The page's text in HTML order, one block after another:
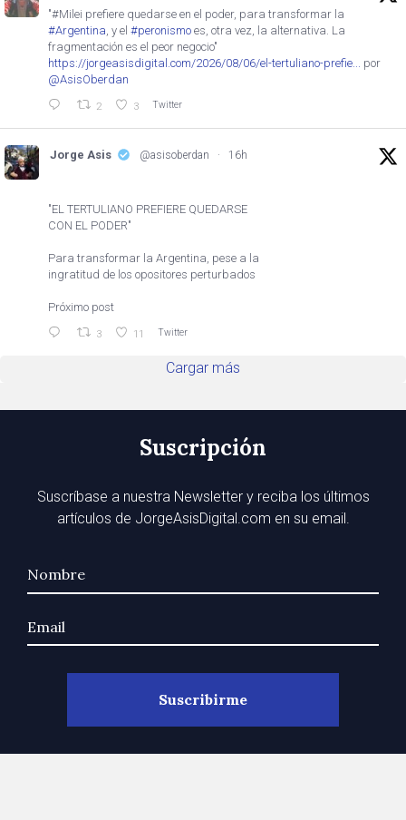
"#Milei prefiere quedarse en el poder, para transformar la
#Argentina , y el #peronismo es, otra vez, la alternativa. La
fragmentación es el peor negocio"
https://jorgeasisdigital.com/2026/08/06/el-tertuliano-prefie...
por
@AsisOberdan
2 3 Twitter
Jorge Asis @asisoberdan · 16h
"EL TERTULIANO PREFIERE QUEDARSE
CON EL PODER"
Para transformar la Argentina, pese a la
ingratitud de los opositores perturbados
Próximo post
3 11 Twitter
Cargar más
Suscripción
Suscríbase a nuestra Newsletter y reciba los últimos
artículos de JorgeAsisDigital.com en su email.